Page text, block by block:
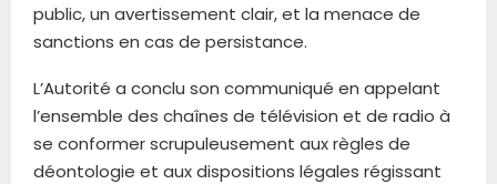
public, un avertissement clair, et la menace de
sanctions en cas de persistance.
L’Autorité a conclu son communiqué en appelant
l’ensemble des chaînes de télévision et de radio à
se conformer scrupuleusement aux règles de
déontologie et aux dispositions légales régissant